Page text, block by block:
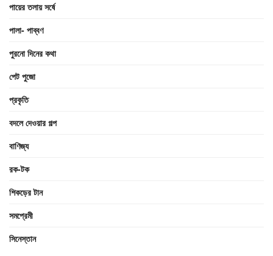
পায়ের তলায় সর্ষে
পালা- পাব্বণ
পুরনো দিনের কথা
পেট পুজো
প্রকৃতি
বদলে দেওয়ার গল্প
বাণিজ্য
রক-টক
শিকড়ের টান
সমপ্রেমী
সিনেস্তান